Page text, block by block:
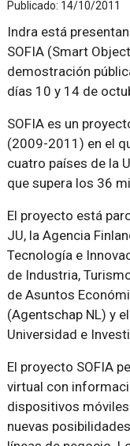
Publicado: 14/10/2011
Indra está
SOFIA (Smart
demostración
días 10 y 14 de
SOFIA es un
(2009-2011) en el
cuatro países de la
que supera los 36
El proyecto está
JU, la Agencia
Tecnología e
de Industria,
de Asuntos
(Agentschap NL) y
Universidad e
El proyecto SOFIA
virtual con
dispositivos
nuevas